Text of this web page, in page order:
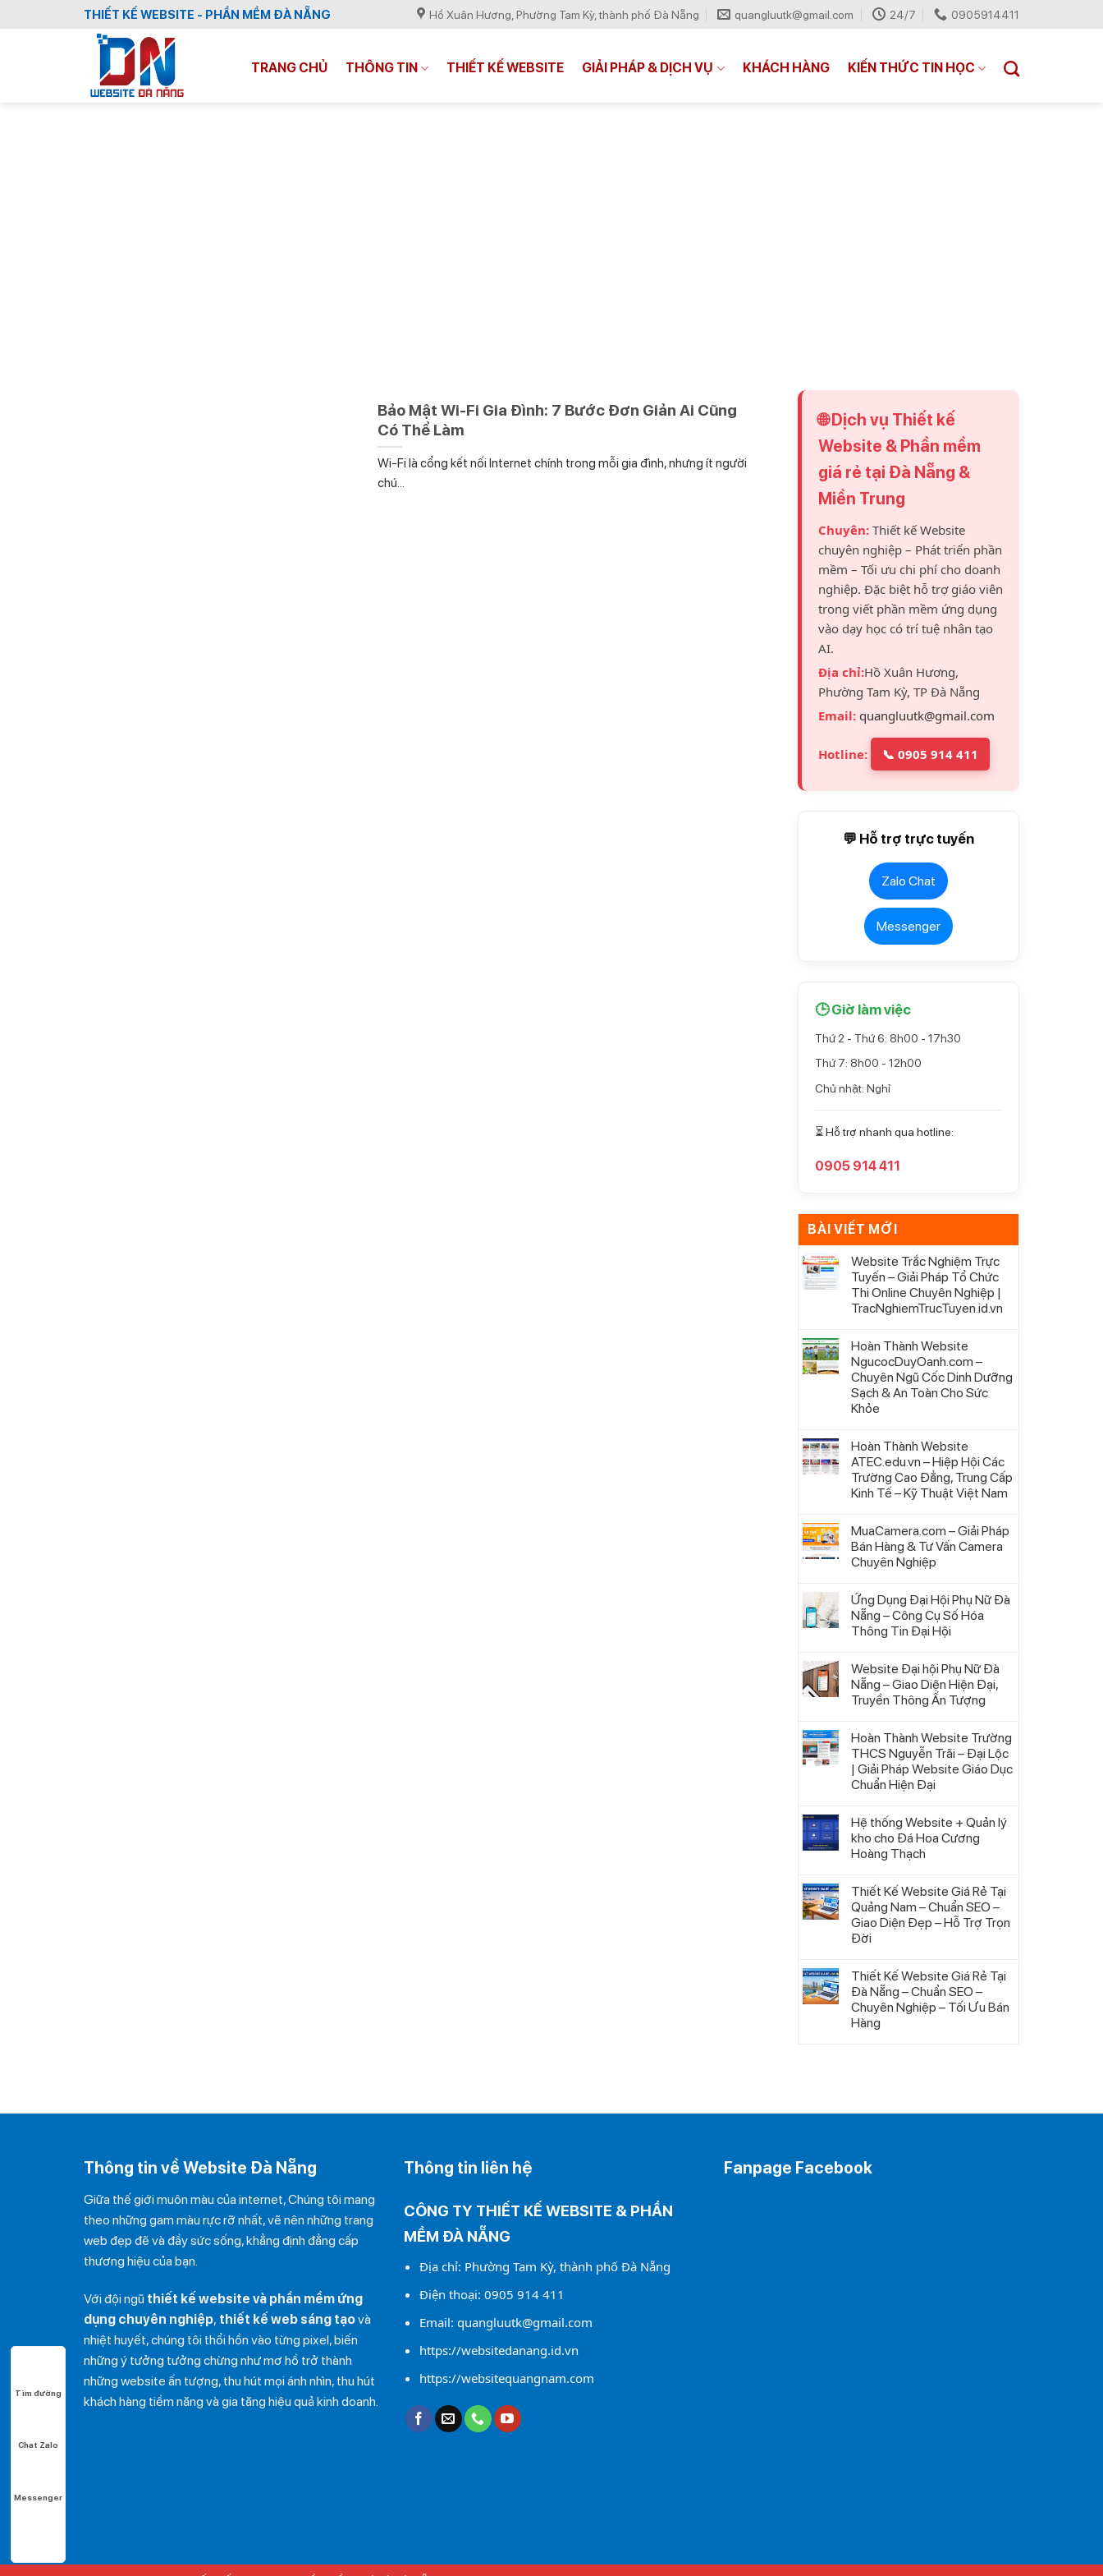
THIẾT KẾ WEBSITE - PHẦN MỀM ĐÀ NẴNG Hồ Xuân Hương, Phường Tam Kỳ, thành phố Đà Nẵng quangluutk@gmail.com 24/7 0905914411
TRANG CHỦ THÔNG TIN THIẾT KẾ WEBSITE GIẢI PHÁP & DỊCH VỤ KHÁCH HÀNG KIẾN THỨC TIN HỌC
Bảo Mật Wi-Fi Gia Đình: 7 Bước Đơn Giản Ai Cũng
Có Thể Làm
Wi-Fi là cổng kết nối Internet chính trong mỗi gia đình, nhưng ít người
chú...
🌐 Dịch vụ Thiết kế
Website & Phần mềm
giá rẻ tại Đà Nẵng &
Miền Trung
Chuyên: Thiết kế Website
chuyên nghiệp – Phát triển phần
mềm – Tối ưu chi phí cho doanh
nghiệp. Đặc biệt hỗ trợ giáo viên
trong viết phần mềm ứng dụng
vào dạy học có trí tuệ nhân tạo
AI.
Địa chỉ:Hồ Xuân Hương,
Phường Tam Kỳ, TP Đà Nẵng
Email: quangluutk@gmail.com
Hotline: 📞 0905 914 411
💬 Hỗ trợ trực tuyến
Zalo Chat
Messenger
🕒 Giờ làm việc
Thứ 2 - Thứ 6: 8h00 - 17h30
Thứ 7: 8h00 - 12h00
Chủ nhật: Nghỉ
⏳ Hỗ trợ nhanh qua hotline:
0905 914 411
BÀI VIẾT MỚI
Website Trắc Nghiệm Trực
Tuyến – Giải Pháp Tổ Chức
Thi Online Chuyên Nghiệp |
TracNghiemTrucTuyen.id.vn
Hoàn Thành Website
NgucocDuyOanh.com –
Chuyên Ngũ Cốc Dinh Dưỡng
Sạch & An Toàn Cho Sức
Khỏe
Hoàn Thành Website
ATEC.edu.vn – Hiệp Hội Các
Trường Cao Đẳng, Trung Cấp
Kinh Tế – Kỹ Thuật Việt Nam
MuaCamera.com – Giải Pháp
Bán Hàng & Tư Vấn Camera
Chuyên Nghiệp
Ứng Dụng Đại Hội Phụ Nữ Đà
Nẵng – Công Cụ Số Hóa
Thông Tin Đại Hội
Website Đại hội Phụ Nữ Đà
Nẵng – Giao Diện Hiện Đại,
Truyền Thông Ấn Tượng
Hoàn Thành Website Trường
THCS Nguyễn Trãi – Đại Lộc
| Giải Pháp Website Giáo Dục
Chuẩn Hiện Đại
Hệ thống Website + Quản lý
kho cho Đá Hoa Cương
Hoàng Thạch
Thiết Kế Website Giá Rẻ Tại
Quảng Nam – Chuẩn SEO –
Giao Diện Đẹp – Hỗ Trợ Trọn
Đời
Thiết Kế Website Giá Rẻ Tại
Đà Nẵng – Chuẩn SEO –
Chuyên Nghiệp – Tối Ưu Bán
Hàng
Thông tin về Website Đà Nẵng
Giữa thế giới muôn màu của internet, Chúng tôi mang
theo những gam màu rực rỡ nhất, vẽ nên những trang
web đẹp đẽ và đầy sức sống, khẳng định đẳng cấp
thương hiệu của bạn.
Với đội ngũ thiết kế website và phần mềm ứng
dụng chuyên nghiệp, thiết kế web sáng tạovà
nhiệt huyết, chúng tôi thổi hồn vào từng pixel, biến
những ý tưởng tưởng chừng như mơ hồ trở thành
những website ấn tượng, thu hút mọi ánh nhìn, thu hút
khách hàng tiềm năng và gia tăng hiệu quả kinh doanh.
Thông tin liên hệ
CÔNG TY THIẾT KẾ WEBSITE & PHẦN
MỀM ĐÀ NẴNG
Địa chỉ: Phường Tam Kỳ, thành phố Đà Nẵng
Điện thoại:0905 914 411
Email: quangluutk@gmail.com
https://websitedanang.id.vn
https://websitequangnam.com
Fanpage Facebook
Tìm đường
Chat Zalo
Messenger